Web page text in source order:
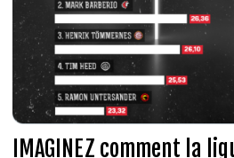
IMAGINEZ comment la